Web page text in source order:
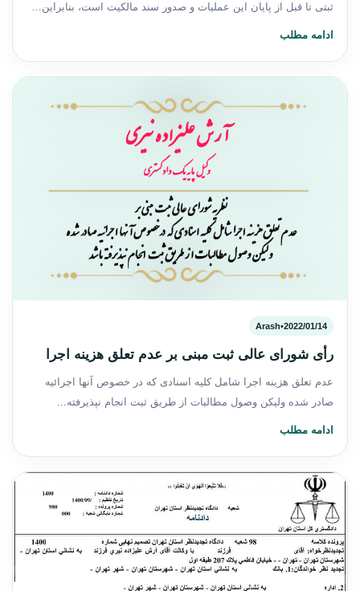
ثبتی تا قبل از پایان این عملیات و صدور سند مالکیت است، بنابراین…
ادامه مطلب
2022/01/14
•
Arash
رأی شورای عالی ثبت مبنی بر عدم تعلق هزینه اجرا
عدم تعلق هزینه اجرا شامل کلیه اسنادی که در خصوص آنها اجرائیه
صادر شده ولیکن وصول مطالبات از طریق ثبت انجام نپذیرفته…
ادامه مطلب